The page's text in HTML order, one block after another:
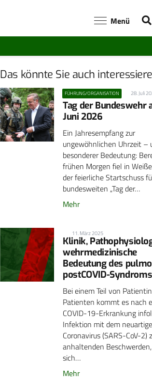
Menü
Das könnte Sie auch
FÜHRUNG/ORGANISATION 28. Juli
Tag der Bundeswehr
Juni 2026
Ein Jahresempfang zur
ungewöhnlichen Uhrzeit –
besonderer Bedeutung:
frühen Morgen fiel in
der feierliche Startschuss
bundesweiten „Tag der…
Mehr
11. März 2025
Klinik,
wehrmedizinische
Bedeutung des
postCOVID-Syndroms
Bei einem Teil von
Patienten kommt es nach
COVID-19-Erkrankung
Infektion mit dem
Coronavirus (SARS-CoV-2)
anhaltenden
sich…
Mehr